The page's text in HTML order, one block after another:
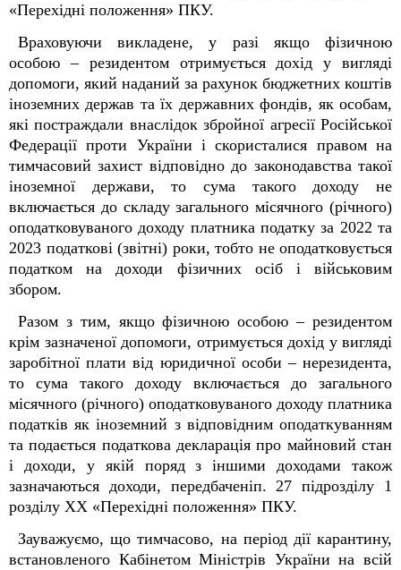
«Перехідні положення» ПКУ.
Враховуючи викладене, у разі якщо фізичною
особою – резидентом отримується дохід у вигляді
допомоги, який наданий за рахунок бюджетних коштів
іноземних держав та їх державних фондів, як особам,
які постраждали внаслідок збройної агресії Російської
Федерації проти України і скористалися правом на
тимчасовий захист відповідно до законодавства такої
іноземної держави, то сума такого доходу не
включається до складу загального місячного (річного)
оподатковуваного доходу платника податку за 2022 та
2023 податкові (звітні) роки, тобто не оподатковується
податком на доходи фізичних осіб і військовим
збором.
Разом з тим, якщо фізичною особою – резидентом
крім зазначеної допомоги, отримується дохід у вигляді
заробітної плати від юридичної особи – нерезидента,
то сума такого доходу включається до загального
місячного (річного) оподатковуваного доходу платника
податків як іноземний з відповідним оподаткуванням
та подається податкова декларація про майновий стан
і доходи, у якій поряд з іншими доходами також
зазначаються доходи, передбаченіп. 27 підрозділу 1
розділу XX «Перехідні положення» ПКУ.
Зауважуємо, що тимчасово, на період дії карантину,
встановленого Кабінетом Міністрів України на всій